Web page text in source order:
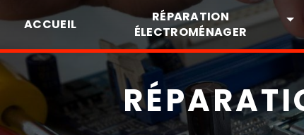
ACCUEIL
RÉPARATION
ÉLECTROMÉNAGER
Panneau de gestion des cookies